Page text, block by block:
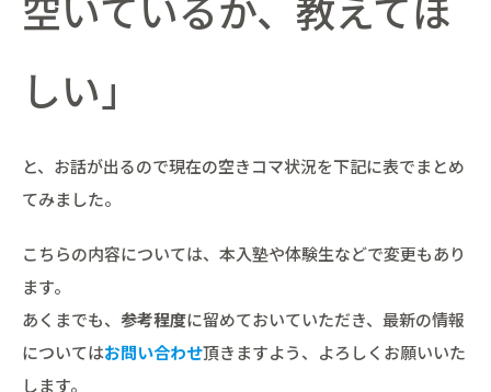
しい」
と、お話が出るので現在の空きコマ状況を下記に表でまとめ
てみました。
こちらの内容については、本入塾や体験生などで変更もあり
ます。
あくまでも、 参考程度に留めておいていただき、最新の情報
についてはお問い合わせ頂きますよう、よろしくお願いいた
します。